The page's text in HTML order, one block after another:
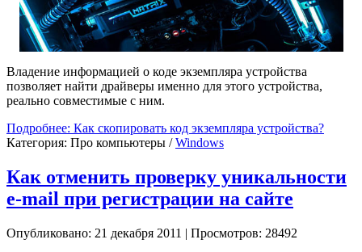
Владение информацией о коде экземпляра устройства
позволяет найти драйверы именно для этого устройства,
реально совместимые с ним.
Подробнее: Как скопировать код экземпляра устройства?
Категория: Про компьютеры /Windows
Как отменить проверку уникальности
e-mail при регистрации на сайте
Опубликовано: 21 декабря 2011 | Просмотров: 28492